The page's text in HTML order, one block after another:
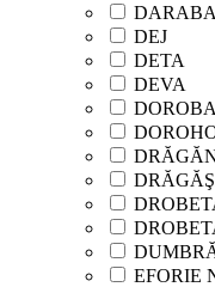
DEJ
DETA
DEVA
EFORIE